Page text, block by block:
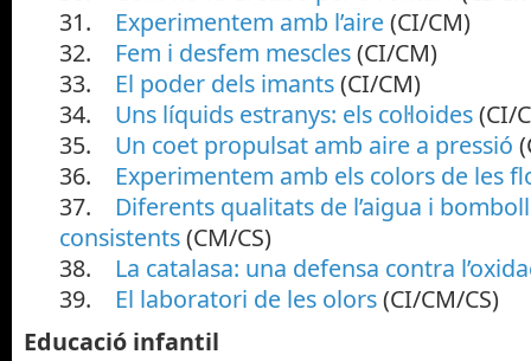
31. Experimentem amb l’aire(CI/CM)
32. Fem i desfem mescles(CI/CM)
33. El poder dels imants(CI/CM)
34. Uns líquids estranys: els col·loides(CI/
35. Un coet propulsat amb aire a pressió
36. Experimentem amb els colors de les
37. Diferents qualitats de l’aigua i
consistents(CM/CS)
38. La catalasa: una defensa contra
39. El laboratori de les olors(CI/CM/CS)
Educació infantil